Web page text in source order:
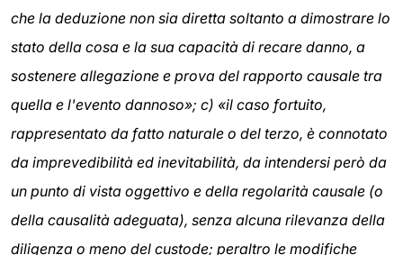
che la deduzione non sia diretta soltanto a dimostrare lo
stato della cosa e la sua capacità di recare danno, a
sostenere allegazione e prova del rapporto causale tra
quella e l'evento dannoso»; c) «il caso fortuito,
rappresentato da fatto naturale o del terzo, è connotato
da imprevedibilità ed inevitabilità, da intendersi però da
un punto di vista oggettivo e della regolarità causale (o
della causalità adeguata), senza alcuna rilevanza della
diligenza o meno del custode; peraltro le modifiche